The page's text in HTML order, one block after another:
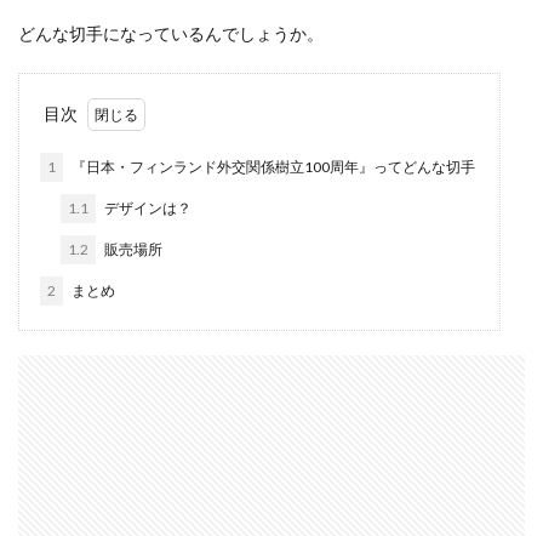
どんな切手になっているんでしょうか。
目次
1 『日本・フィンランド外交関係樹立100周年』ってどんな切手
1.1 デザインは？
1.2 販売場所
2 まとめ